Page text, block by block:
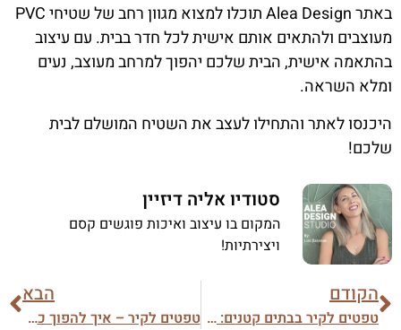
באתר Alea Design תוכלו למצוא מגוון רחב של שטיחי PVC
מעוצבים ולהתאים אותם אישית לכל חדר בבית. עם עיצוב
בהתאמה אישית, הבית שלכם יהפוך למרחב מעוצב, נעים
ומלא השראה.
היכנסו לאתר והתחילו לעצב את השטיח המושלם לבית
שלכם!
סטודיו אליה דיזיין
המקום בו עיצוב ואיכות פוגשים קסם
ויצירתיות!
הקודם
טפטים לקיר בבתים קטנים: איך מגדילים בעזרתם את המרחב?
הבא
טפטים לקיר – איך להפוך כל חלל למושלם?